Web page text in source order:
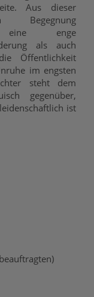
Aus dieser
Begegnung
eine enge
als auch
Öffentlichkeit
im engsten
steht dem
gegenüber,
ist